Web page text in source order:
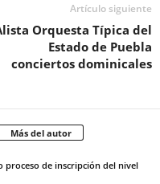
Artículo siguiente
Orquesta Típica del
Estado de Puebla
conciertos dominicales
Más del autor
proceso de inscripción del nivel